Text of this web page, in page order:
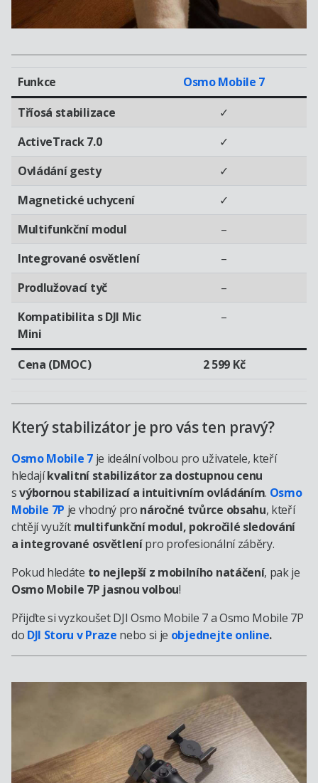
Funkce
Osmo Mobile 7
Tříosá stabilizace
✓
ActiveTrack 7.0
✓
Ovládání gesty
✓
Magnetické uchycení
✓
Multifunkční modul
–
Integrované osvětlení
–
Prodlužovací tyč
–
Kompatibilita s DJI Mic
Mini
–
Cena (DMOC) 2 599 Kč
Který stabilizátor je pro vás ten pravý?
Osmo Mobile 7je ideální volbou pro uživatele, kteří
hledajíkvalitní stabilizátor za dostupnou cenu
svýbornou stabilizací a intuitivním ovládáním. Osmo
Mobile 7P je vhodný pro náročné tvůrce obsahu, kteří
chtějí využít multifunkční modul, pokročilé sledování
a integrované osvětlenípro profesionální záběry.
Pokud hledáte to nejlepší z mobilního natáčení, pak je
Osmo Mobile 7P jasnou volbou!
Přijďte si vyzkoušet DJI Osmo Mobile 7 a Osmo Mobile 7P
do DJI Storu v Praze nebo si je objednejte online.